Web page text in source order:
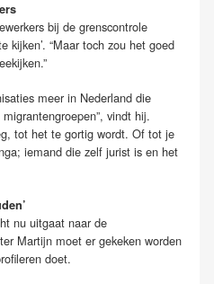
bij de grenscontrole
kijken’. “Maar toch zou het goed
meer in Nederland die
vindt hij.
tot het te gortig wordt. Of tot je
iemand die zelf jurist is en het
nu uitgaat naar de
Martijn moet er gekeken worden
doet.